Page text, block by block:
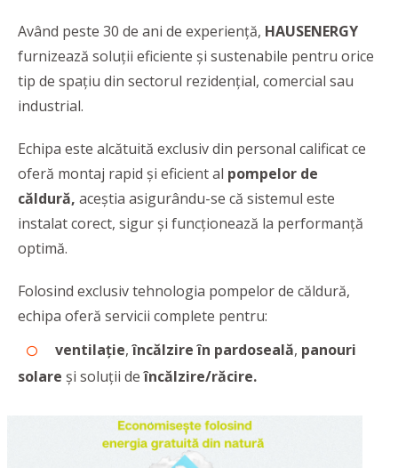
Având peste 30 de ani de experiență, HAUSENERGY
furnizează soluții eficiente și sustenabile pentru orice
tip de spațiu din sectorul rezidențial, comercial sau
industrial.
Echipa este alcătuită exclusiv din personal calificat ce
oferă montaj rapid și eficient al pompelor de
căldură, aceștia asigurându-se că sistemul este
instalat corect, sigur și funcționează la performanță
optimă.
Folosind exclusiv tehnologia pompelor de căldură,
echipa oferă servicii complete pentru:
ventilație,încălzire în pardoseală, panouri
solare și soluții deîncălzire/răcire.